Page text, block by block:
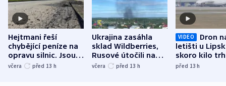
Hejtmani řeší
chybějící peníze na
opravu silnic. Jsou
nenárokové, namítá
včera před 13 h
Ukrajina zasáhla
sklad Wildberries,
Rusové útočili na
trh, hasiče či
včera před 13 h
VIDEO
Dron
letišti u
skoro kilo
indicie
před 13h